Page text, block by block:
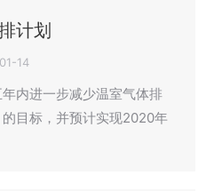
计划
14
内进一步减少温室气体排
目标，并预计实现2020年